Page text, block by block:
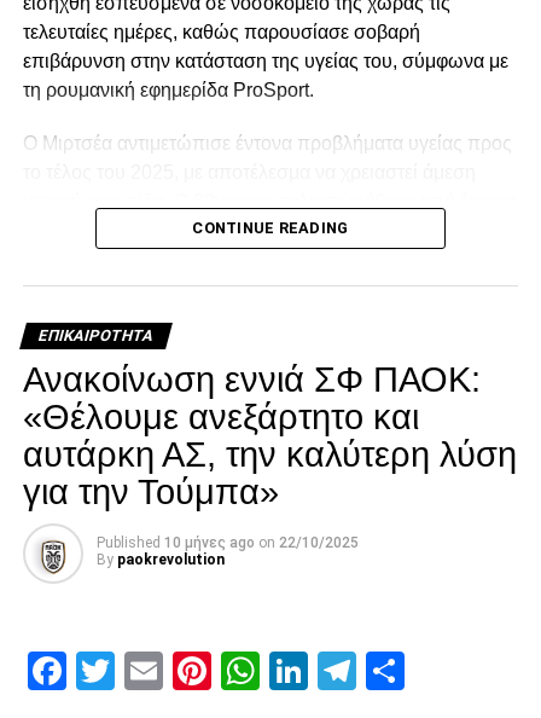
τελευταίες ημέρες, καθώς παρουσίασε σοβαρή
επιβάρυνση στην κατάσταση της υγείας του, σύμφωνα με
τη ρουμανική εφημερίδα ProSport.
Ο Μιρτσέα αντιμετώπισε έντονα προβλήματα υγείας προς
κρυολόγημα, το οποίο επηρέασε αρνητικά την ήδη
αναγκαία να νοσηλευτεί. Οι πληροφορίες αναφέρουν ότι η
νοσηλείας του.
Facebook
Twitter
EmailPinterest
WhatsApp
LinkedIn
Telegram
CONTINUE READING
ΕΠΙΚΑΙΡΌΤΗΤΑ
Ανακοίνωση εννιά ΣΦ ΠΑΟΚ:
«Θέλουμε ανεξάρτητο και
αυτάρκη ΑΣ, την καλύτερη λύση
για την Τούμπα»
Published 10 μήνες ago on 22/10/2025
By paokrevolution
Facebook
Twitter
EmailPinterest
WhatsApp
LinkedIn
Telegram